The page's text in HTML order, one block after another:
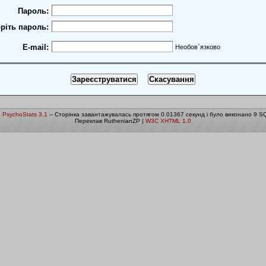
Пароль:
пароль:
E-mail: Необов`язково
PsychoStats 3.1 -- Сторінка завантажувалась протягом 0.01367 секунд і було виконано 9
Переклав RuthenianZP | W3C XHTML 1.0